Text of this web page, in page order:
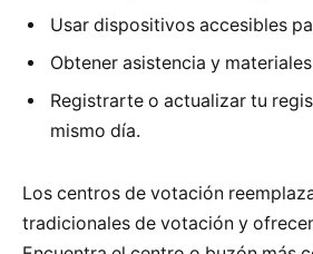
Usar dispositivos accesibles
Obtener asistencia y
Registrarte o actualizar tu
mismo día.
Los centros de votación
tradicionales de votación y